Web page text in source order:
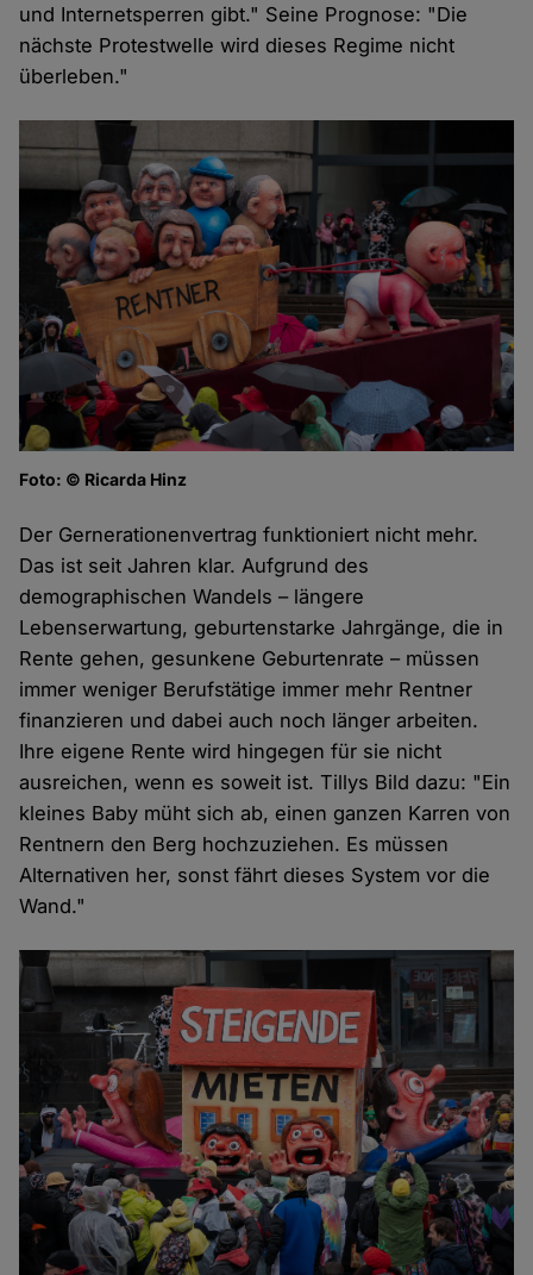
und Internetsperren gibt." Seine Prognose: "Die
nächste Protestwelle wird dieses Regime nicht
überleben."
Foto: © Ricarda Hinz
Der Gernerationenvertrag funktioniert nicht mehr.
Das ist seit Jahren klar. Aufgrund des
demographischen Wandels – längere
Lebenserwartung, geburtenstarke Jahrgänge, die in
Rente gehen, gesunkene Geburtenrate – müssen
immer weniger Berufstätige immer mehr Rentner
finanzieren und dabei auch noch länger arbeiten.
Ihre eigene Rente wird hingegen für sie nicht
ausreichen, wenn es soweit ist. Tillys Bild dazu: "Ein
kleines Baby müht sich ab, einen ganzen Karren von
Rentnern den Berg hochzuziehen. Es müssen
Alternativen her, sonst fährt dieses System vor die
Wand."